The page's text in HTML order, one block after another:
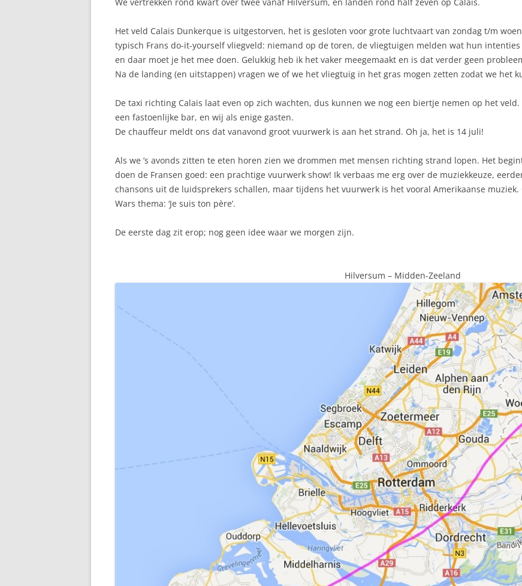
Het veld Calais Dunkerque is uitgestorven, het is gesloten voor grote luchtvaart van zondag t/m
typisch Frans do-it-yourself vliegveld: niemand op de toren, de vliegtuigen melden wat hun
en daar moet je het mee doen. Gelukkig heb ik het vaker meegemaakt en is dat verder geen
Na de landing (en uitstappen) vragen we of we het vliegtuig in het gras mogen zetten zodat we het
De taxi richting Calais laat even op zich wachten, dus kunnen we nog een biertje nemen op het
een fastoenlijke bar, en wij als enige gasten.
De chauffeur meldt ons dat vanavond groot vuurwerk is aan het strand. Oh ja, het is 14 juli!
Als we ’s avonds zitten te eten horen zien we drommen met mensen richting strand lopen. Het
doen de Fransen goed: een prachtige vuurwerk show! Ik verbaas me erg over de muziekkeuze,
chansons uit de luidsprekers schallen, maar tijdens het vuurwerk is het vooral Amerikaanse
Wars thema: ‘Je suis ton père’.
De eerste dag zit erop; nog geen idee waar we morgen zijn.
Hilversum – Midden-Zeeland